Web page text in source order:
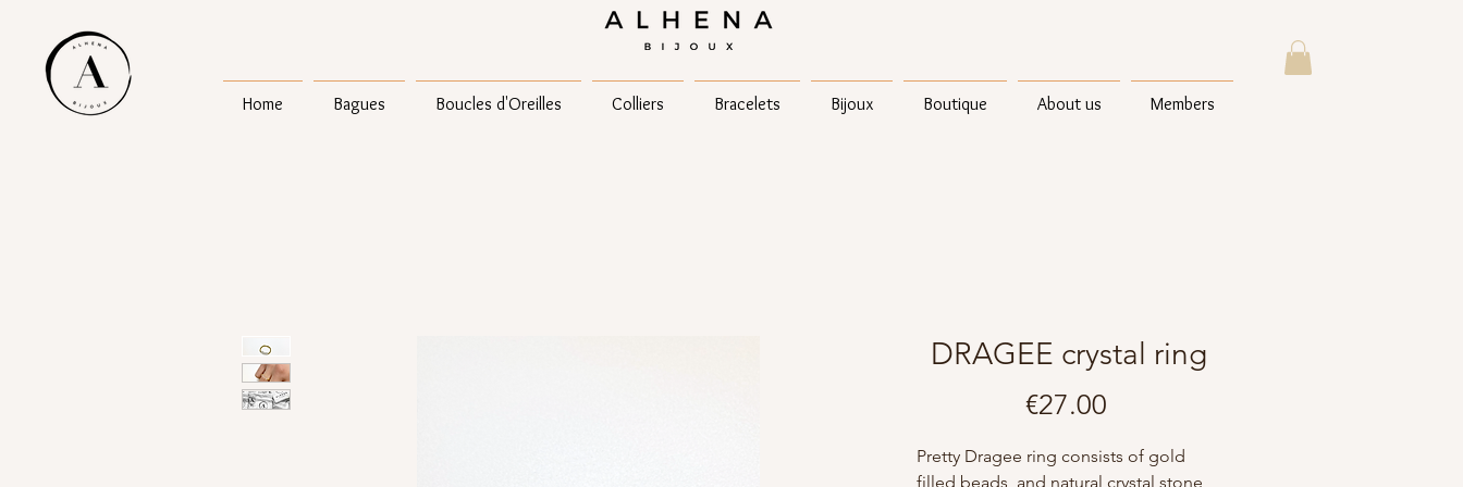
Home Bagues Boucles d'Oreilles Colliers Bracelets Bijoux Boutique About us Members
DRAGEE crystal ring
€27.00
Pretty Dragee ring consists of gold
filled beads and natural crystal stone